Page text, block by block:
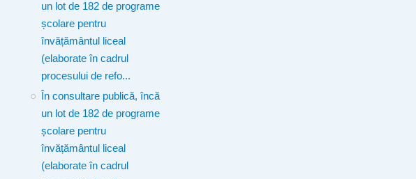
un lot de 182 de programe
școlare pentru
învățământul liceal
(elaborate în cadrul
procesului de refo...
În consultare publică, încă
un lot de 182 de programe
școlare pentru
învățământul liceal
(elaborate în cadrul